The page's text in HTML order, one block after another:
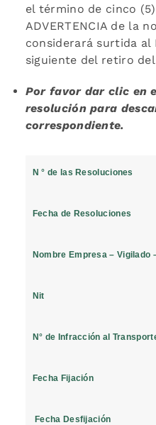
el término de cinco
ADVERTENCIA de la
considerará surtida al
siguiente del retiro del
Por favor dar clic en
resolución para
correspondiente.
N ° de las Resoluciones
Fecha de Resoluciones
Nombre Empresa – Vigilado
Nit
N° de Infracción al
Fecha Fijación
Fecha Desfijación